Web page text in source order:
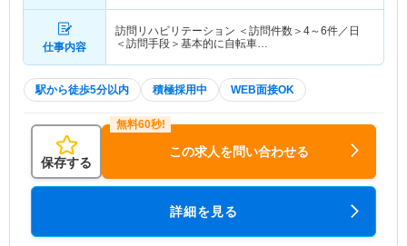
仕事内容
訪問リハビリテーション ＜訪問件数＞4～6件／日
＜訪問手段＞基本的に自転車…
駅から徒歩5分以内 積極採用中 WEB面接OK
保存する
この求人を問い合わせる
詳細を見る